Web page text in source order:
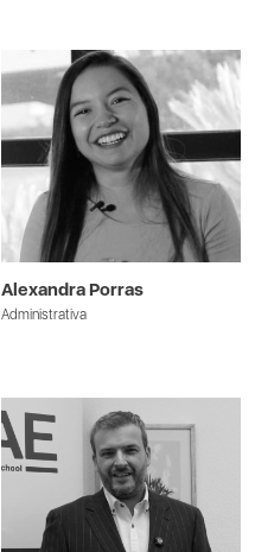
Alexandra Porras
Administrativa